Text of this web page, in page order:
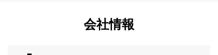
会社情報